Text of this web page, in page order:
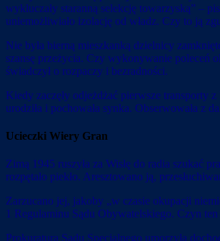
wykluczały staranną selekcję towarzyską” –
uniemożliwiało izolację od władz. Czy to ją
Nie była bierną mieszkanką dzielnicy
szansę przeżycia. Czy wykonywanie poleceń
świadczył o rozpaczy i bezradności.
Kiedy zaczęły odjeżdżać pierwsze transporty
urodziła i pochowała synka. Obserwowała z
Ucieczki Wiery Gran
Zimą 1945 ruszyła za Wisłę do radia szukać
rozpętało piekło. Aresztowano ją,
Zarzucano jej, jakoby „w czasie okupacji
1 Regulaminu Sądu Obywatelskiego. Czyn
Prokuratura Sądu Specjalnego umorzyła